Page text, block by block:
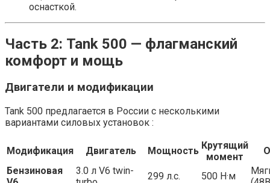
оснасткой.
Часть 2: Tank 500 — флагманский
комфорт и мощь
Двигатели и модификации
Tank 500 предлагается в России с несколькими
вариантами силовых установок :
Модификация Двигатель Мощность Крутящий
момент
Бензиновая
3.0 л V6 twin-
299 л.с. 500 Н·м